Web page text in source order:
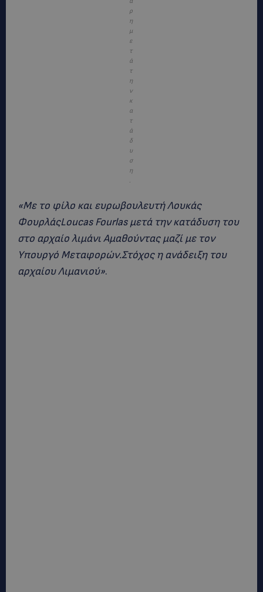
ρ
η
μ
ε
τ
ά
τ
η
ν
κ
α
τ
ά
δ
υ
σ
η
.
«Με το φίλο και ευρωβουλευτή Λουκάς
ΦουρλάςLoucas Fourlas μετά την κατάδυση του
στο αρχαίο λιμάνι Αμαθούντας μαζί με τον
Υπουργό Μεταφορών.Στόχος η ανάδειξη του
αρχαίου Λιμανιού».